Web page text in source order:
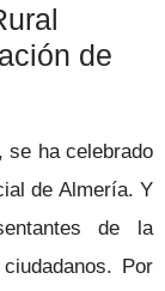
de
se ha celebrado
de Almería. Y
de la
Por